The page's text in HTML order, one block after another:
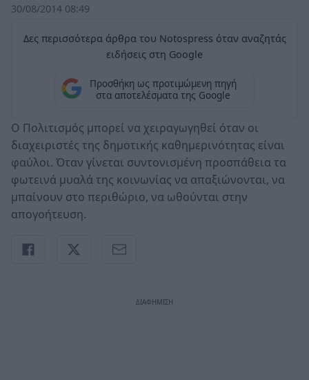
30/08/2014 08:49
Δες περισσότερα άρθρα του Notospress όταν αναζητάς
ειδήσεις στη Google
Προσθήκη ως προτιμώμενη πηγή
στα αποτελέσματα της Google
Ο Πολιτισμός μπορεί να χειραγωγηθεί όταν οι
διαχειριστές της δημοτικής καθημερινότητας είναι
φαύλοι. Όταν γίνεται συντονισμένη προσπάθεια τα
φωτεινά μυαλά της κοινωνίας να απαξιώνονται, να
μπαίνουν στο περιθώριο, να ωθούνται στην
απογοήτευση.